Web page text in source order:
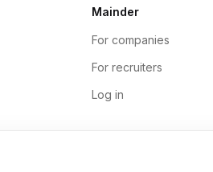
Mainder
For companies
For recruiters
Log in